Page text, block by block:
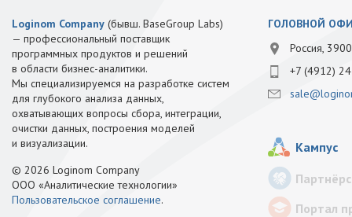
Loginom Company (бывш. BaseGroup Labs)
— профессиональный поставщик
программных продуктов и решений
в области бизнес-аналитики.
Мы специализируемся на разработке систем
для глубокого анализа данных,
охватывающих вопросы сбора, интеграции,
очистки данных, построения моделей
и визуализации.
© 2026 Loginom Company
ООО «Аналитические технологии»
Пользовательское соглашение.
ГОЛОВНОЙ
Россия,
+7 (4912)
Кампус
Портал